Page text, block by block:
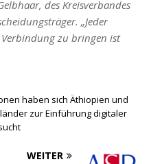
des Kreisverbandes
„Jeder
zu bringen ist
haben sich Äthiopien und
zur Einführung digitaler
WEITER